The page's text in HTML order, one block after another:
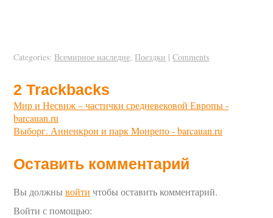
Categories: Всемирное наследие, Поездки | Comments
2 Trackbacks
Мир и Несвиж – частички средневековой Европы -
barcauan.ru
Выборг. Анненкрон и парк Монрепо - barcauan.ru
Оставить комментарий
Вы должнывойти чтобы оставить комментарий.
Войти с помощью: